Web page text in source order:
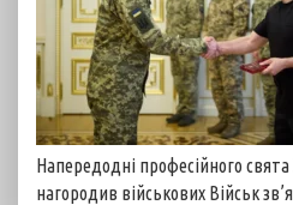
Напередодні професійного
нагородив військових Військ